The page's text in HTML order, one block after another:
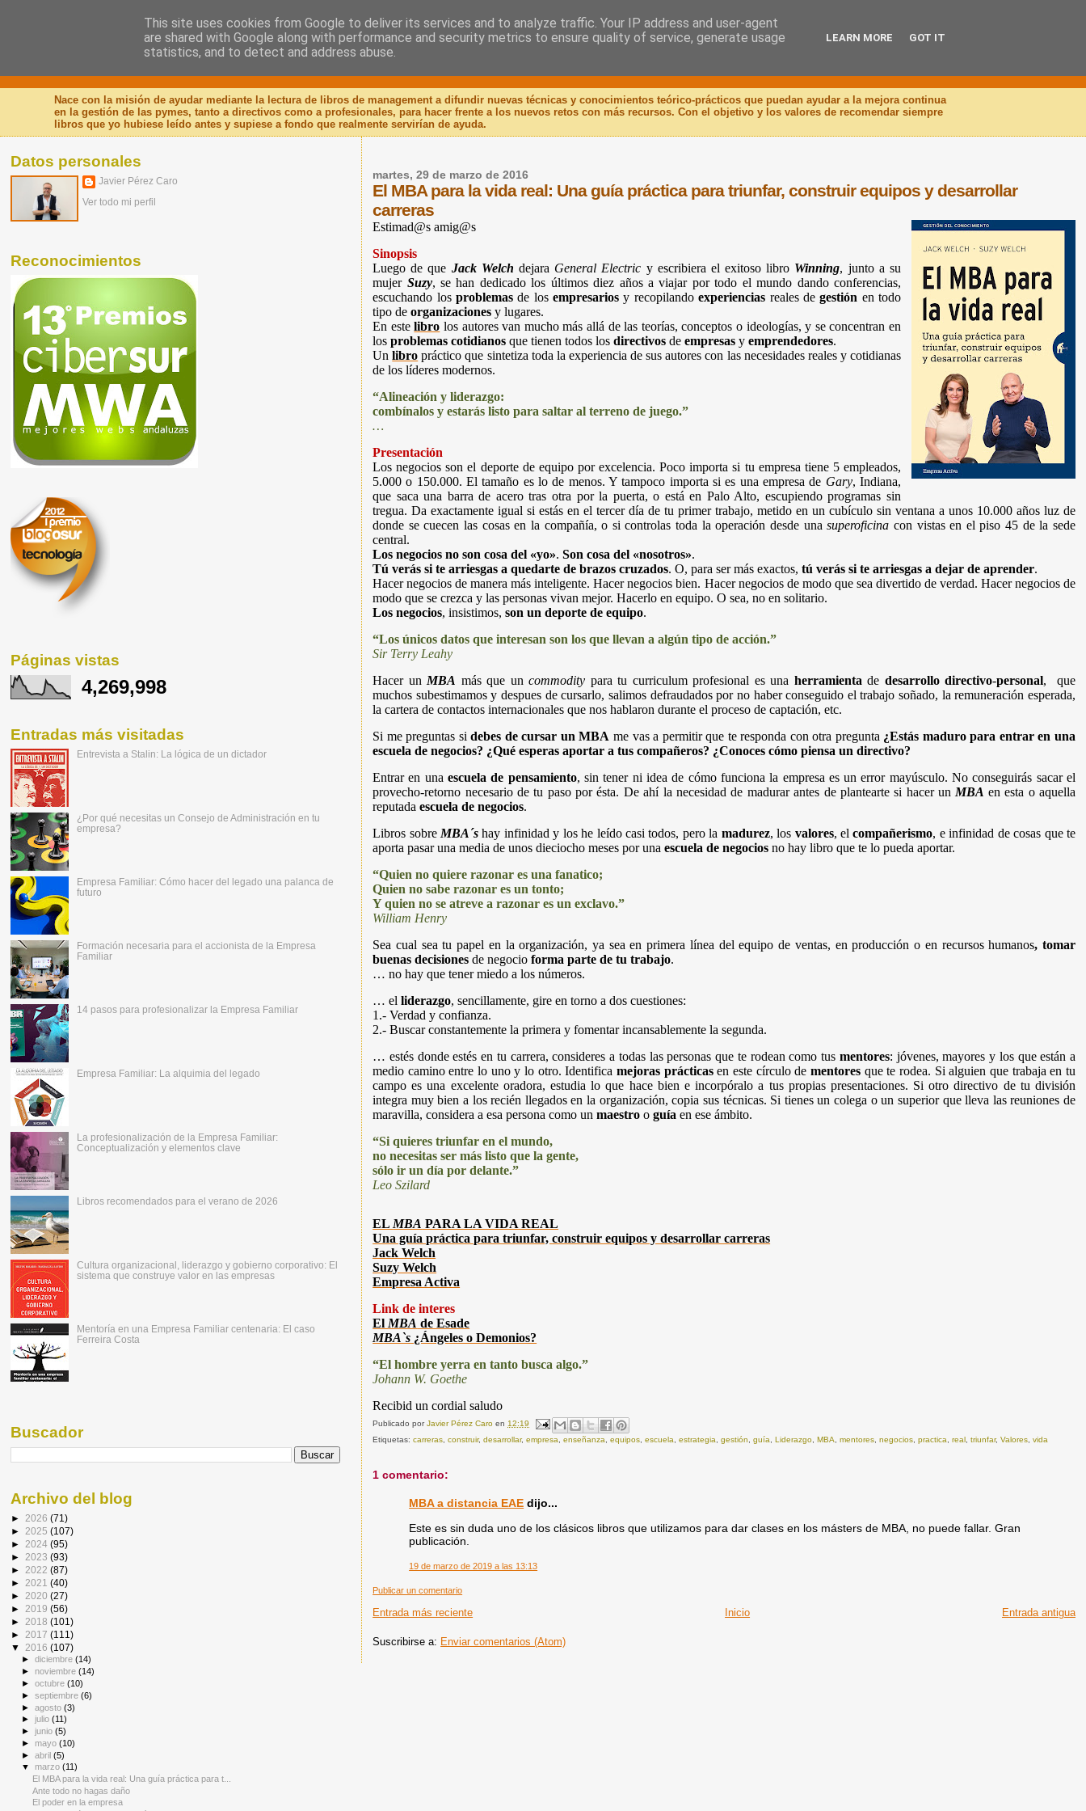
Nuevo Viernes - Nuevo Libro
Nace con la misión de ayudar mediante la lectura de libros de management a difundir nuevas técnicas y conocimientos teórico-prácticos que puedan ayudar a la mejora continua
en la gestión de las pymes, tanto a directivos como a profesionales, para hacer frente a los nuevos retos con más recursos. Con el objetivo y los valores de recomendar siempre
libros que yo hubiese leído antes y supiese a fondo que realmente servirían de ayuda.
martes, 29 de marzo de 2016
El MBA para la vida real: Una guía práctica para triunfar, construir equipos y desarrollar
carreras
Estimad@s amig@s
Sinopsis
Luego de que Jack Welch dejara General Electric y escribiera el exitoso libro Winning, junto a su
mujer Suzy, se han dedicado los últimos diez años a viajar por todo el mundo dando conferencias,
escuchando los problemasde los empresarios y recopilandoexperiencias reales degestión en todo
tipo deorganizaciones y lugares.
En estelibro los autores van mucho más allá de las teorías, conceptos o ideologías, y se concentran en
losproblemas cotidianos que tienen todos losdirectivos deempresas yemprendedores.
Unlibro práctico que sintetiza toda la experiencia de sus autores con las necesidades reales y cotidianas
de los líderes modernos.
“Alineación y liderazgo:
combínalos y estarás listo para saltar al terreno de juego.”
…
Presentación
Los negocios son el deporte de equipo por excelencia. Poco importa si tu empresa tiene 5 empleados,
5.000 o 150.000. El tamaño es lo de menos. Y tampoco importa si es una empresa de Gary, Indiana,
que saca una barra de acero tras otra por la puerta, o está en Palo Alto, escupiendo programas sin
tregua. Da exactamente igual si estás en el tercer día de tu primer trabajo, metido en un cubículo sin ventana a unos 10.000 años luz de
donde se cuecen las cosas en la compañía, o si controlas toda la operación desde unasuperoficina con vistas en el piso 45 de la sede
central.
Los negocios no son cosa del «yo».Son cosa del «nosotros».
Tú verás si te arriesgas a quedarte de brazos cruzados. O, para ser más exactos,tú verás si te arriesgas a dejar de aprender.
Hacer negocios de manera más inteligente. Hacer negocios bien. Hacer negocios de modo que sea divertido de verdad. Hacer negocios de
modo que se crezca y las personas vivan mejor. Hacerlo en equipo. O sea, no en solitario.
Los negocios, insistimos,son un deporte de equipo.
“Los únicos datos que interesan son los que llevan a algún tipo de acción.”
Sir Terry Leahy
Hacer un MBA más que uncommodity para tu curriculum profesional es una herramienta de desarrollo directivo-personal, que
muchos subestimamos y despues de cursarlo, salimos defraudados por no haber conseguido el trabajo soñado, la remuneración esperada,
la cartera de contactos internacionales que nos hablaron durante el proceso de captación, etc.
Si me preguntas sidebes de cursar un MBA me vas a permitir que te responda con otra pregunta ¿Estás maduro para entrar en una
escuela de negocios? ¿Qué esperas aportar a tus compañeros? ¿Conoces cómo piensa un directivo?
Entrar en unaescuela de pensamiento, sin tener ni idea de cómo funciona la empresa es un error mayúsculo. No conseguirás sacar el
provecho-retorno necesario de tu paso por ésta. De ahí la necesidad de madurar antes de plantearte si hacer un MBA en esta o aquella
reputadaescuela de negocios.
Libros sobre MBA´shay infinidad y los he leído casi todos, pero la madurez, los valores, elcompañerismo, e infinidad de cosas que te
aporta pasar una media de unos dieciocho meses por unaescuela de negocios no hay libro que te lo pueda aportar.
“Quien no quiere razonar es una fanatico;
Quien no sabe razonar es un tonto;
Y quien no se atreve a razonar es un exclavo.”
William Henry
Sea cual sea tu papel en la organización, ya sea en primera línea del equipo de ventas, en producción o en recursos humanos, tomar
buenas decisiones de negocioforma parte de tu trabajo.
… no hay que tener miedo a los números.
… elliderazgo, sencillamente, gire en torno a dos cuestiones:
1.- Verdad y confianza.
2.- Buscar constantemente la primera y fomentar incansablemente la segunda.
… estés donde estés en tu carrera, consideres a todas las personas que te rodean como tus mentores: jóvenes, mayores y los que están a
medio camino entre lo uno y lo otro. Identificamejoras prácticasen este círculo dementores que te rodea. Si alguien que trabaja en tu
campo es una excelente oradora, estudia lo que hace bien e incorpóralo a tus propias presentaciones. Si otro directivo de tu división
integra muy bien a los recién llegados en la organización, copia sus técnicas. Si tienes un colega o un superior que lleva las reuniones de
maravilla, considera a esa persona como unmaestro oguía en ese ámbito.
“Si quieres triunfar en el mundo,
no necesitas ser más listo que la gente,
sólo ir un día por delante.”
Leo Szilard
EL MBA PARA LA VIDA REAL
Una guía práctica para triunfar, construir equipos y desarrollar carreras
Jack Welch
Suzy Welch
Empresa Activa
Link de interes
El MBA de Esade
MBA`s ¿Ángeles o Demonios?
“El hombre yerra en tanto busca algo.”
Johann W. Goethe
Recibid un cordial saludo
Publicado porJavier Pérez Caro en12:19
Etiquetas:carreras ,construir,desarrollar,empresa ,enseñanza ,equipos ,escuela ,estrategia ,gestión ,guía ,Liderazgo ,MBA ,mentores ,negocios ,practica ,real ,triunfar,Valores ,vida
1 comentario:
MBA a distancia EAE dijo...
Este es sin duda uno de los clásicos libros que utilizamos para dar clases en los másters de MBA, no puede fallar. Gran
publicación.
19 de marzo de 2019 a las 13:13
Publicar un comentario
Entrada más reciente Entrada antigua
Inicio
Suscribirse a: Enviar comentarios (Atom)
Datos personales
Javier Pérez Caro
Ver todo mi perfil
Reconocimientos
Páginas vistas
4,269,998
Entradas más visitadas
Entrevista a Stalin: La lógica de un dictador
¿Por qué necesitas un Consejo de Administración en tu
empresa?
Empresa Familiar: Cómo hacer del legado una palanca de
futuro
Formación necesaria para el accionista de la Empresa
Familiar
14 pasos para profesionalizar la Empresa Familiar
Empresa Familiar: La alquimia del legado
La profesionalización de la Empresa Familiar:
Conceptualización y elementos clave
Libros recomendados para el verano de 2026
Cultura organizacional, liderazgo y gobierno corporativo: El
sistema que construye valor en las empresas
Mentoría en una Empresa Familiar centenaria: El caso
Ferreira Costa
Buscador
Archivo del blog
► 2026 (71)
► 2025 (107)
► 2024 (95)
► 2023 (93)
► 2022 (87)
► 2021 (40)
► 2020 (27)
► 2019 (56)
► 2018 (101)
► 2017 (111)
▼ 2016 (107)
►diciembre(14)
► noviembre(14)
►octubre(10)
►septiembre(6)
►agosto(3)
►julio(11)
►junio(5)
► mayo(10)
►abril(5)
▼ marzo(11)
El MBA para la vida real: Una guía práctica para t...
Ante todo no hagas daño
El poder en la empresa
This site uses cookies from Google to deliver its services and to analyze traffic. Your IP address and user-agent
are shared with Google along with performance and security metrics to ensure quality of service, generate usage
statistics, and to detect and address abuse.
LEARN MORE GOT IT